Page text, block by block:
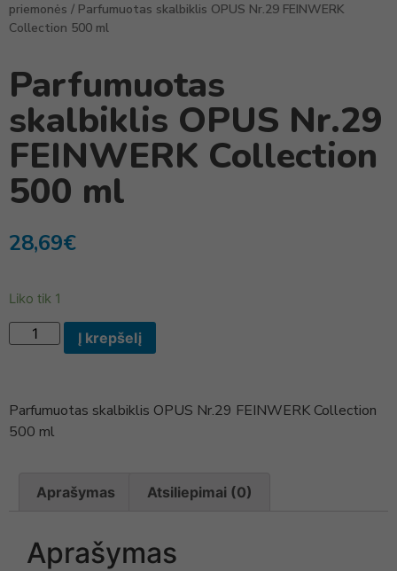
priemonės / Parfumuotas skalbiklis OPUS Nr.29 FEINWERK
Collection 500 ml
Parfumuotas
skalbiklis OPUS Nr.29
FEINWERK Collection
500 ml
28,69€
Liko tik 1
Į krepšelį
Parfumuotas skalbiklis OPUS Nr.29 FEINWERK Collection
500 ml
Aprašymas Atsiliepimai (0)
Aprašymas